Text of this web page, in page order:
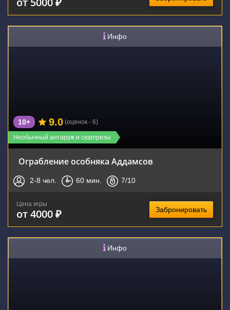
Инфо
Необычный антаруж и сюрпризы
10+ 9.0 (оценок - 6)
Ограбление особняка Аддамсов
2-8 чел. 60 мин. 7/10
Цена игры
от 4000 ₽ Забронировать
Инфо